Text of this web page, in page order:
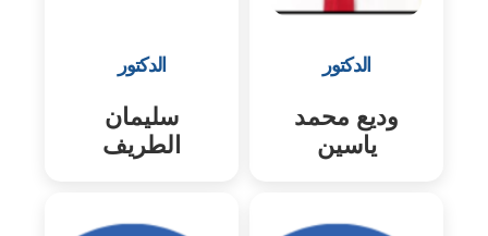
الدكتور
وديع محمد
ياسين
الدكتور
سليمان
الطريف